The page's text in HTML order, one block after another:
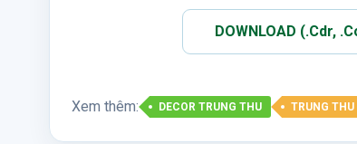
DOWNLOAD (.Cdr,
Xem thêm: DECOR TRUNG THU TRUNG THU